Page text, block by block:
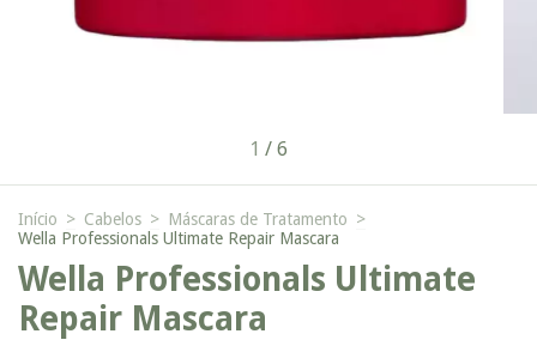
1 / 6
Início > Cabelos > Máscaras de Tratamento >
Wella Professionals Ultimate Repair Mascara
Wella Professionals Ultimate
Repair Mascara